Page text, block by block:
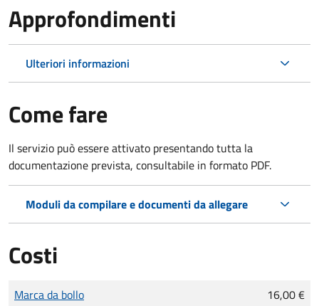
Approfondimenti
Ulteriori informazioni
Come fare
Il servizio può essere attivato presentando tutta la
documentazione prevista, consultabile in formato PDF.
Moduli da compilare e documenti da allegare
Costi
Tipo di pagamento
Importo
Marca da bollo 16,00 €